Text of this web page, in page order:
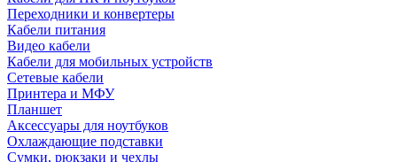
Переходники и конвертеры
Кабели питания
Видео кабели
Кабели для мобильных устройств
Сетевые кабели
Принтера и МФУ
Планшет
Аксессуары для ноутбуков
Охлаждающие подставки
Сумки, рюкзаки и чехлы